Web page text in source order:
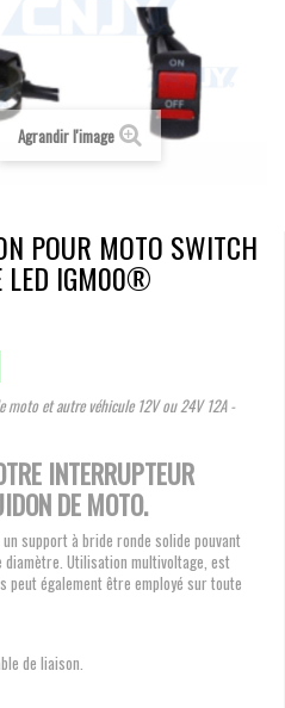
Agrandir l'image
POUR MOTO SWITCH
LED IGM00®
moto et autre véhicule 12V ou 24V 12A -
INTERRUPTEUR
DE MOTO.
support à bride ronde solide pouvant
Utilisation multivoltage, est
peut également être employé sur toute
de liaison.